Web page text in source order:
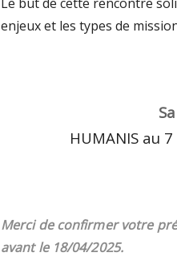
enjeux et les types de
HUMANIS au
Merci de confirmer votre
avant le 18/04/2025.